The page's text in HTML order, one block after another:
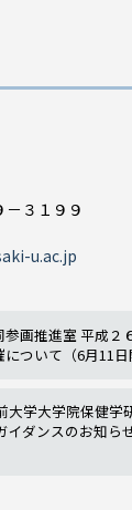
－３１９９
u.ac.jp
画推進室 平成２
ついて（6月11日
大学大学院保健学
イダンスのお知ら